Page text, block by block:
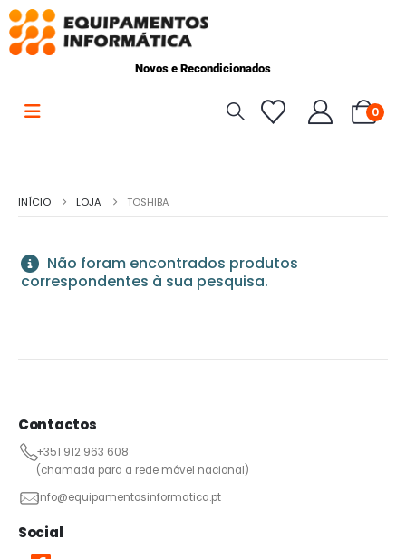
Novos e Recondicionados
0
INÍCIO LOJA TOSHIBA
Não foram encontrados produtos
correspondentes à sua pesquisa.
Contactos
+351 912 963 608
(chamada para a rede móvel nacional)
info@equipamentosinformatica.pt
Social